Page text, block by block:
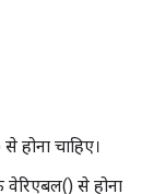
चाहिए।
से होना